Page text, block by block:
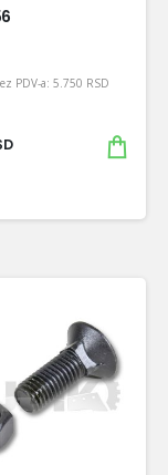
PDV-a: 5.750 RSD